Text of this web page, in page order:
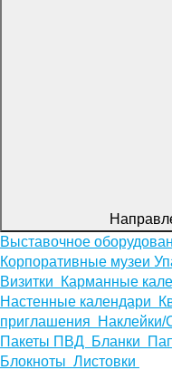
Выставочное
Корпоративные музеи
Визитки
Карманные
Настенные календари
приглашения
Наклейки/
Пакеты ПВД Бланки
Блокноты Листовки